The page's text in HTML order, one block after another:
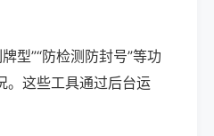
型”“防检测防封号”等功
。这些工具通过后台运